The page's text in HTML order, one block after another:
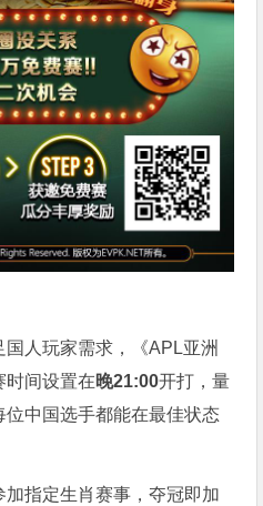
人玩家需求，《APL亚洲
时间设置在晚21:00开打，量
中国选手都能在最佳状态
加指定生肖赛事，夺冠即加